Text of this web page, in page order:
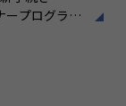
成功事例の
ープログラム